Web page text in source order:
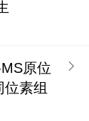
原位
素组